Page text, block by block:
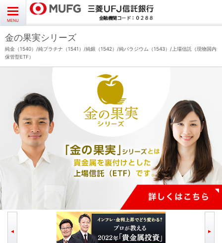
CLOSE
MENU
金の果実シリーズ
純金（1540）/純プラチナ（1541）/純銀（1542）/純パラジウム（1543）/上場信託（現物国内
保管型ETF）
金の果実シリーズとは
特徴とメリット
商品ラインナップ
各種お手続き
ブログ
よくあるご質問 お問い合わせ